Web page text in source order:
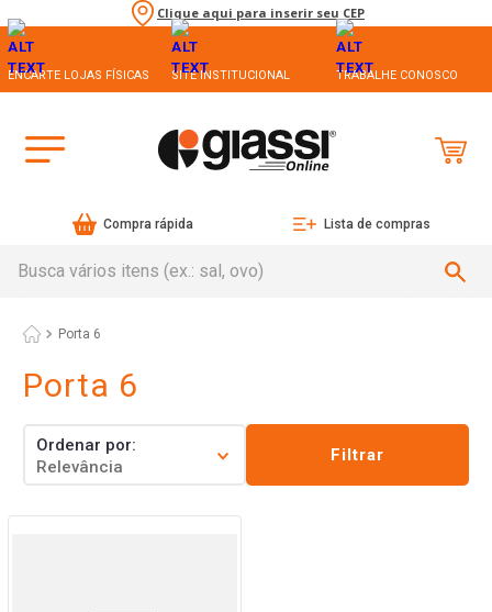
Clique aqui para inserir seu CEP
ENCARTE LOJAS FÍSICAS SITE INSTITUCIONAL TRABALHE CONOSCO
Compra rápida Lista de compras
Porta 6
Porta 6
Ordenar por
Relevância
Filtrar